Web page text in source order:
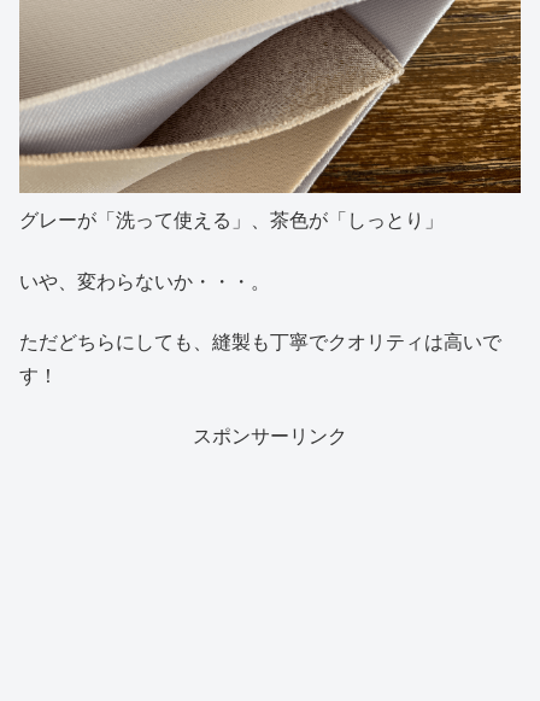
グレーが「洗って使える」、茶色が「しっとり」
いや、変わらないか・・・。
ただどちらにしても、縫製も丁寧でクオリティは高いで
す！
スポンサーリンク